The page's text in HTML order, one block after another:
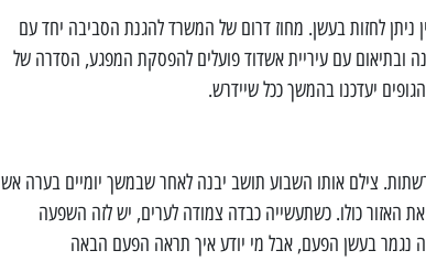
ניתן לחזות בעשן. מחוז דרום של המשרד להגנת הסביבה יחד עם
ובתיאום עם עיריית אשדוד פועלים להפסקת המפגע, הסדרה של
יעדכנו בהמשך ככל שיידרש.
צילם אותו השבוע תושב יבנה לאחר שבמשך יומיים בערה אש
האזור כולו. כשתעשייה כבדה צמודה לערים, יש לזה השפעה
זה נגמר בעשן הפעם, אבל מי יודע איך תראה הפעם הבאה